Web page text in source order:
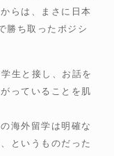
らは、まさに日本
勝ち取ったポジシ
生と接し、お話を
っていることを肌
海外留学は明確な
というものだった